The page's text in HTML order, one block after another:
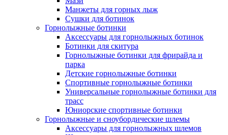
Манжеты для горных лыж
Сушки для ботинок
Горнолыжные ботинки
Аксессуары для горнолыжных ботинок
Ботинки для скитура
Горнолыжные ботинки для фрирайда и
парка
Детские горнолыжные ботинки
Спортивные горнолыжные ботинки
Универсальные горнолыжные ботинки для
трасс
Юниорские спортивные ботинки
Горнолыжные и сноубордические шлемы
Аксессуары для горнолыжных шлемов